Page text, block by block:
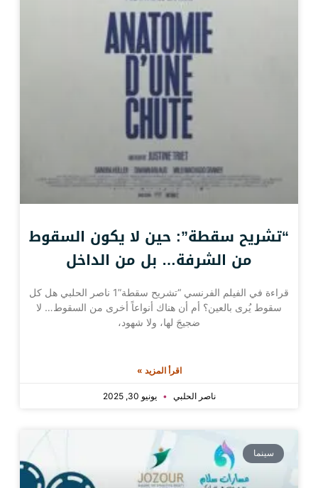
“تشريح سقطة”: حين لا يكون السقوط
من الشرفة… بل من الداخل
قراءة في الفيلم الفرنسي “تشريح سقطة”1 ناصر الحلبي هل كل
سقوط يُرى بالعين؟ أم أن هناك أنواعاً أخرى من السقوط… لا
ضجيجَ لها، ولا شهود،
اقرأ المزيد »
ناصر الحلبي يونيو 30, 2025
سينما